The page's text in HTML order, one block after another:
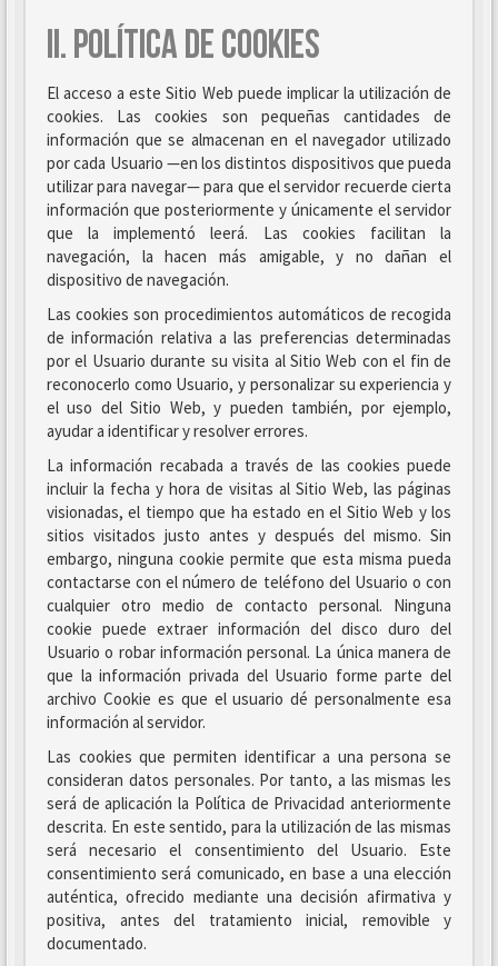
II. POLÍTICA DE COOKIES
El acceso a este Sitio Web puede implicar la utilización de
cookies. Las cookies son pequeñas cantidades de
información que se almacenan en el navegador utilizado
por cada Usuario —en los distintos dispositivos que pueda
utilizar para navegar— para que el servidor recuerde cierta
información que posteriormente y únicamente el servidor
que la implementó leerá. Las cookies facilitan la
navegación, la hacen más amigable, y no dañan el
dispositivo de navegación.
Las cookies son procedimientos automáticos de recogida
de información relativa a las preferencias determinadas
por el Usuario durante su visita al Sitio Web con el fin de
reconocerlo como Usuario, y personalizar su experiencia y
el uso del Sitio Web, y pueden también, por ejemplo,
ayudar a identificar y resolver errores.
La información recabada a través de las cookies puede
incluir la fecha y hora de visitas al Sitio Web, las páginas
visionadas, el tiempo que ha estado en el Sitio Web y los
sitios visitados justo antes y después del mismo. Sin
embargo, ninguna cookie permite que esta misma pueda
contactarse con el número de teléfono del Usuario o con
cualquier otro medio de contacto personal. Ninguna
cookie puede extraer información del disco duro del
Usuario o robar información personal. La única manera de
que la información privada del Usuario forme parte del
archivo Cookie es que el usuario dé personalmente esa
información al servidor.
Las cookies que permiten identificar a una persona se
consideran datos personales. Por tanto, a las mismas les
será de aplicación la Política de Privacidad anteriormente
descrita. En este sentido, para la utilización de las mismas
será necesario el consentimiento del Usuario. Este
consentimiento será comunicado, en base a una elección
auténtica, ofrecido mediante una decisión afirmativa y
positiva, antes del tratamiento inicial, removible y
documentado.